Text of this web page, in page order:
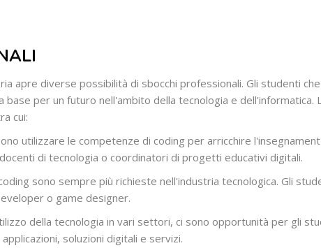
apre diverse possibilità di sbocchi professionali. Gli studenti
base per un futuro nell'ambito della tecnologia e
cui:
utilizzare le competenze di coding per arricchire
di tecnologia o coordinatori di progetti educativi digitali.
sono sempre più richieste nell'industria tecnologica. Gli
o game designer.
della tecnologia in vari settori, ci sono opportunità per gli
soluzioni digitali e servizi.